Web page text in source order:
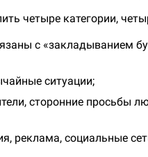
четыре категории,
с «закладыванием
ситуации;
сторонние просьбы
реклама, социальные